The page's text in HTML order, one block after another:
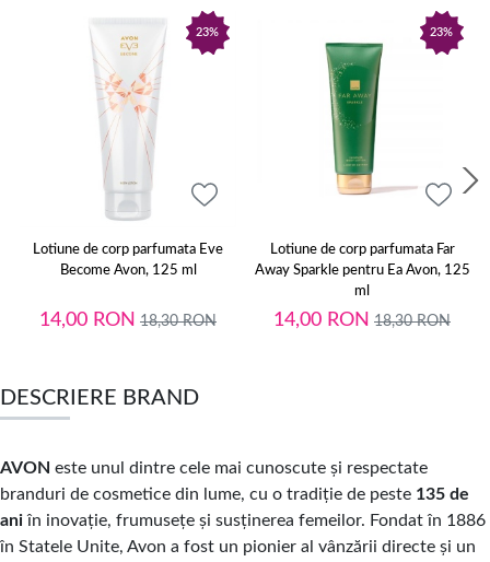
23%
Lotiune de corp parfumata Eve
Become Avon, 125 ml
14,00 RON 18,30RON
23%
Lotiune de corp parfumata Far
Away Sparkle pentru Ea Avon, 125
ml
14,00 RON 18,30RON
DESCRIERE BRAND
AVON este unul dintre cele mai cunoscute și respectate
branduri de cosmetice din lume, cu o tradiție de peste 135 de
aniîn inovație, frumusețe și susținerea femeilor. Fondat în 1886
în Statele Unite, Avon a fost un pionier al vânzării directe și un